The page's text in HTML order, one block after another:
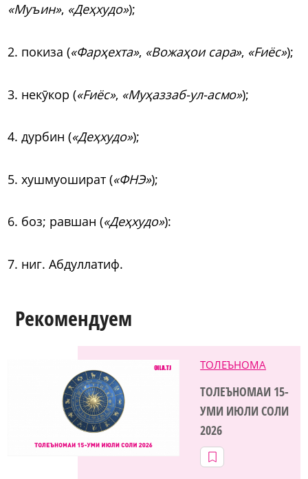
«Муъин», «Деҳхудо»);
2. покиза («Фарҳехта», «Вожаҳои сара», «Fиёс»);
3. некӯкор («Fиёс», «Муҳаззаб-ул-асмо»);
4. дурбин («Деҳхудо»);
5. хушмуошират («ФНЭ»);
6. боз; равшан («Деҳхудо»):
7. ниг. Абдуллатиф.
Рекомендуем
ТОЛЕЪНОМА
ТОЛЕЪНОМАИ 15-
УМИ ИЮЛИ СОЛИ
2026